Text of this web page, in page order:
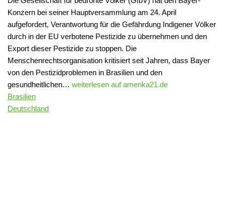
Konzern bei seiner Hauptversammlung am 24. April
aufgefordert, Verantwortung für die Gefährdung Indigener Völker
durch in der EU verbotene Pestizide zu übernehmen und den
Export dieser Pestizide zu stoppen. Die
Menschenrechtsorganisation kritisiert seit Jahren, dass Bayer
von den Pestizidproblemen in Brasilien und den
gesundheitlichen… weiterlesen auf amerika21.de
Brasilien
Deutschland